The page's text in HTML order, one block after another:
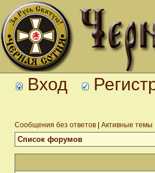
Вход
Сообщения без ответов Активные темы
Список форумов